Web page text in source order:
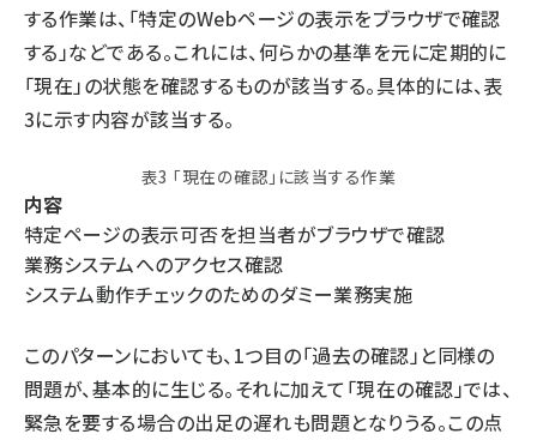
する作業は、「特定のWebページの表示をブラウザで確認
する」などである。これには、何らかの基準を元に定期的に
「現在」の状態を確認するものが該当する。具体的には、表
3に示す内容が該当する。
表3 「現在の確認」に該当する作業
内容
特定ページの表示可否を担当者がブラウザで確認
業務システムへのアクセス確認
システム動作チェックのためのダミー業務実施
このパターンにおいても、1つ目の「過去の確認」と同様の
問題が、基本的に生じる。それに加えて「現在の確認」では、
緊急を要する場合の出足の遅れも問題となりうる。この点